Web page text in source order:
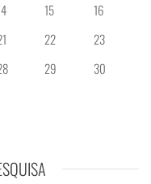
15
16
22
23
29
30